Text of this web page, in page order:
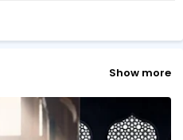
p
Show more